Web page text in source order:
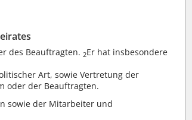
des Beauftragten. 2Er hat insbesondere
Art, sowie Vertretung der
oder der Beauftragten.
sowie der Mitarbeiter und